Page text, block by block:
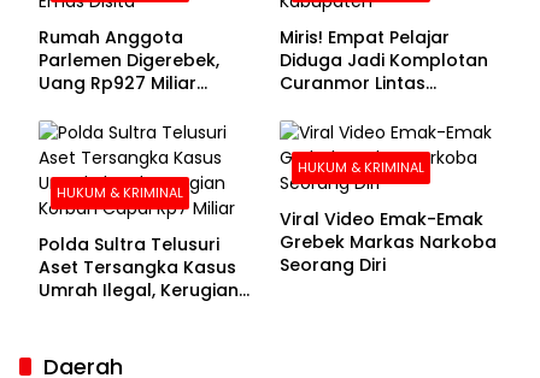
Rumah Anggota
Parlemen Digerebek,
Uang Rp927 Miliar
Miris! Empat Pelajar
Diduga Jadi Komplotan
Curanmor Lintas
HUKUM & KRIMINAL
Polda Sultra Telusuri
Aset Tersangka Kasus
Umrah Ilegal, Kerugian
HUKUM & KRIMINAL
Viral Video Emak-Emak
Grebek Markas Narkoba
Seorang Diri
Daerah